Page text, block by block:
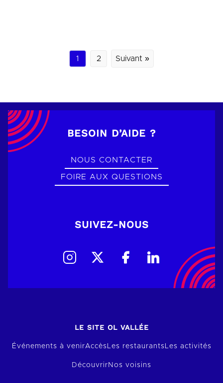
1 2 Suivant »
BESOIN D’AIDE ?
NOUS CONTACTER
FOIRE AUX QUESTIONS
SUIVEZ-NOUS
LE SITE OL VALLÉE
Événements à venirAccèsLes restaurantsLes activités
Découvrir Nos voisins